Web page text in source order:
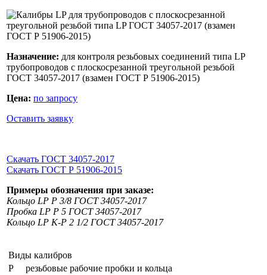
Назначение: для контроля резьбовых соединений типа LP
трубопроводов с плоскосрезанной треугольной резьбой
ГОСТ 34057-2017 (взамен ГОСТ Р 51906-2015)
Цена: по запросу
Оставить заявку
Скачать ГОСТ 34057-2017
Скачать ГОСТ Р 51906-2015
Примеры обозначения при заказе:
Кольцо LP Р 3/8 ГОСТ 34057-2017
Пробка LP Р 5 ГОСТ 34057-2017
Кольцо LP К-Р 2 1/2 ГОСТ 34057-2017
Виды калибров
Р
резьбовые рабочие пробки и кольца